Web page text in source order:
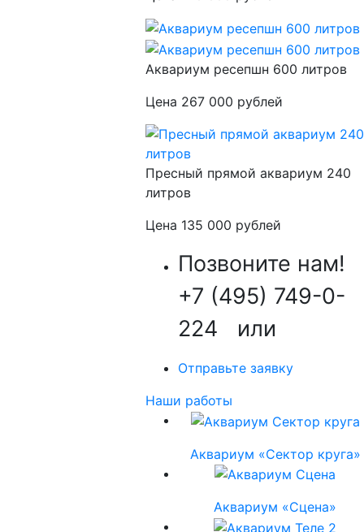
Аквариум ресепшн 600 литров
Цена 267 000 рублей
Пресный прямой аквариум 240
литров
Цена 135 000 рублей
Позвоните нам!
+7 (495) 749-0-
224 или
Отправьте заявку
Наши работы
Аквариум «Сектор круга»
Аквариум «Сцена»